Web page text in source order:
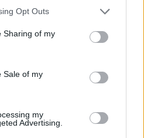
app uses one or more Google
behaviour. You may click to
and its third-party tags to
purposes in below Google
Opt Outs
Sharing of my
Sale of my
my
Advertising.
Grande Torino: da
la sua linea editoriale,
visive per il tifoso
unico: una stagione